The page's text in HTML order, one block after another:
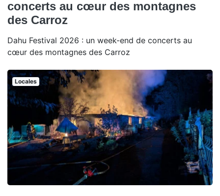
concerts au cœur des montagnes
des Carroz
Dahu Festival 2026 : un week-end de concerts au
cœur des montagnes des Carroz
Locales